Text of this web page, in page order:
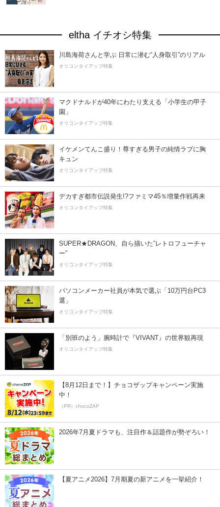
eltha イチオシ特集
川島海荷さんと学ぶ 日常に潜む“人身取引”のリアル
オリコンタイアップ特集
マクドナルドが40年にわたり支える「小学生の甲子
園」
オリコンタイアップ特集
イケメンてんこ盛り！尊すぎる男子の純情ラブに胸
キュン
オリコンタイアップ特集
デカすぎ都市伝説発生!?ファミマ45％増量作戦再来
オリコンタイアップ特集
SUPER★DRAGON、自ら描いた”レトロフューチャ
ー”
オリコンタイアップ特集
パソコンメーカー社員が本気で選ぶ「10万円台PC3
選」
オリコンタイアップ特集
「別班のよう」腕時計で『VIVANT』の世界観再現
オリコンタイアップ特集
【8月12日まで！】チョコザップキャンペーン実施
中！
（PR）chocoZAP
2026年7月夏ドラマも、注目作＆話題作が勢ぞろい！
【夏アニメ2026】7月期夏の新アニメを一挙紹介！